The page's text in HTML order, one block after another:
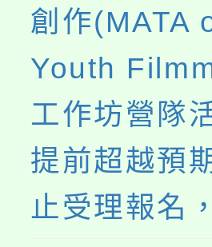
創作(MATA
Youth
工作坊營隊
提前超越預
止受理報名